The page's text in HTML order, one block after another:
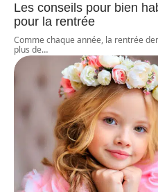
Les conseils pour bien
pour la rentrée
Comme chaque année, la rentrée
plus de…